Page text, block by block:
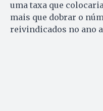
uma taxa que
mais que dobrar o
reivindicados no ano